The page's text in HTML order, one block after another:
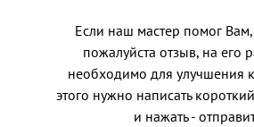
Если наш мастер помог Вам,
пожалуйста отзыв, на его
необходимо для улучшения
этого нужно написать
и нажать -